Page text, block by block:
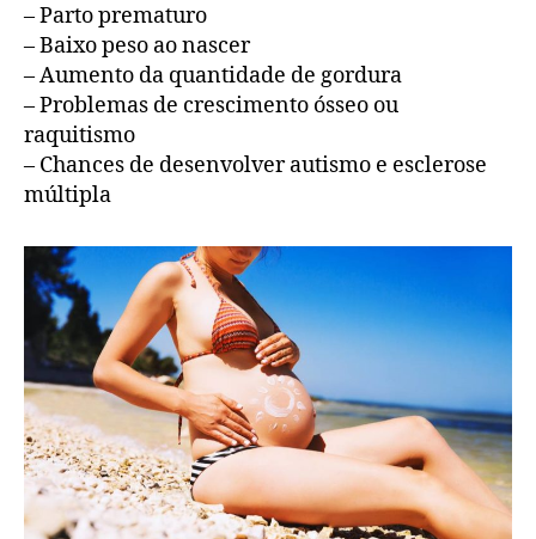
– Parto prematuro
– Baixo peso ao nascer
– Aumento da quantidade de gordura
– Problemas de crescimento ósseo ou
raquitismo
– Chances de desenvolver autismo e esclerose
múltipla